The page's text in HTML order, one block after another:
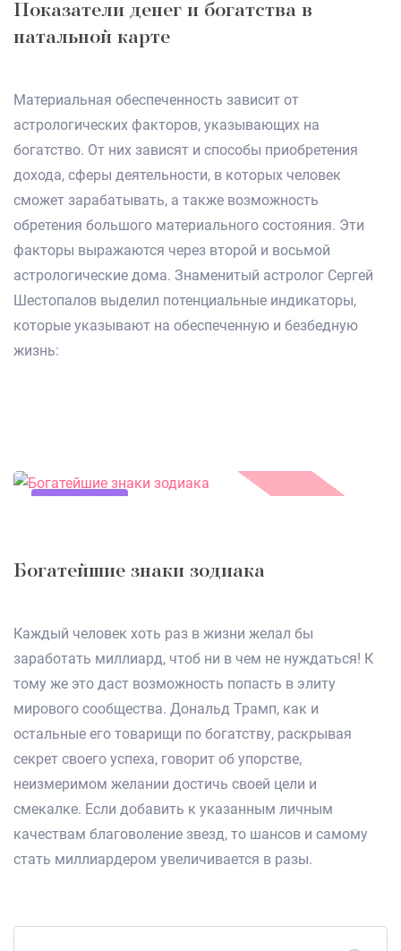
Показатели денег и богатства в
натальной карте
Материальная обеспеченность зависит от
астрологических факторов, указывающих на
богатство. От них зависят и способы приобретения
дохода, сферы деятельности, в которых человек
сможет зарабатывать, а также возможность
обретения большого материального состояния. Эти
факторы выражаются через второй и восьмой
астрологические дома. Знаменитый астролог Сергей
Шестопалов выделил потенциальные индикаторы,
которые указывают на обеспеченную и безбедную
жизнь:
Богатейшие знаки зодиака
Каждый человек хоть раз в жизни желал бы
заработать миллиард, чтоб ни в чем не нуждаться! К
тому же это даст возможность попасть в элиту
мирового сообщества. Дональд Трамп, как и
остальные его товарищи по богатству, раскрывая
секрет своего успеха, говорит об упорстве,
неизмеримом желании достичь своей цели и
смекалке. Если добавить к указанным личным
качествам благоволение звезд, то шансов и самому
стать миллиардером увеличивается в разы.